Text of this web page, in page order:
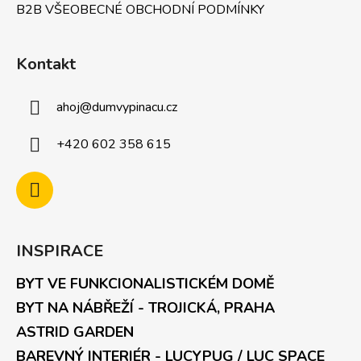
B2B VŠEOBECNÉ OBCHODNÍ PODMÍNKY
Kontakt
ahoj@dumvypinacu.cz
+420 602 358 615
INSPIRACE
BYT VE FUNKCIONALISTICKÉM DOMĚ
BYT NA NÁBŘEŽÍ - TROJICKÁ, PRAHA
ASTRID GARDEN
BAREVNÝ INTERIÉR - LUCYPUG / LUC SPACE